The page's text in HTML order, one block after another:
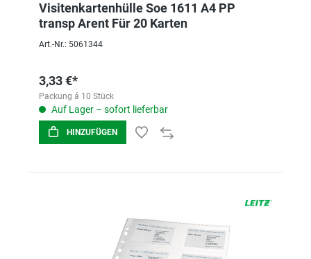
Visitenkartenhülle Soe 1611 A4 PP
transp Arent Für 20 Karten
Art.-Nr.: 5061344
3,33 €*
Packung á 10 Stück
Auf Lager – sofort lieferbar
HINZUFÜGEN